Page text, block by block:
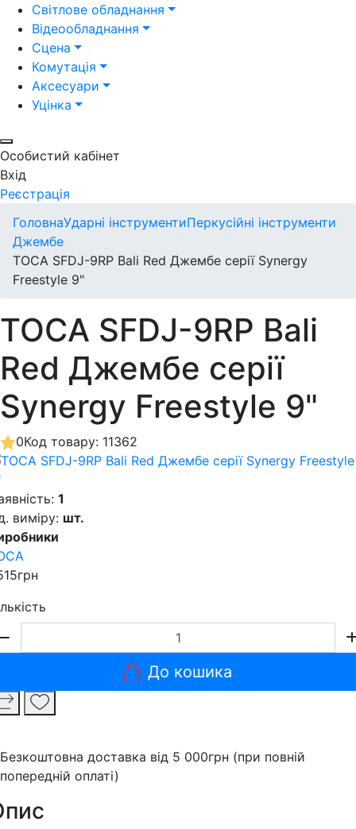
Світлове обладнання
Відеообладнання
Сцена
Комутація
Аксесуари
Уцінка
Особистий кабінет
Вхід
Реєстрація
ГоловнаУдарні інструментиПеркусійні інструменти
Джембе
TOCA SFDJ-9RP Bali Red Джембе серії Synergy
Freestyle 9"
TOCA SFDJ-9RP Bali
Red Джембе серії
Synergy Freestyle 9"
0Код товару: 11362
1
виміру: шт.
До кошика
Безкоштовна доставка від 5 000грн (при повній
попередній оплаті)